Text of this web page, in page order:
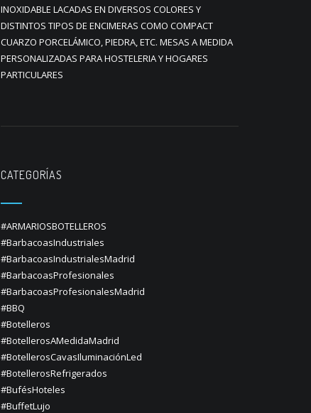
INOXIDABLE LACADAS EN DIVERSOS COLORES Y
DISTINTOS TIPOS DE ENCIMERAS COMO COMPACT
CUARZO PORCELÁMICO, PIEDRA, ETC. MESAS A MEDIDA
PERSONALIZADAS PARA HOSTELERIA Y HOGARES
PARTICULARES
CATEGORÍAS
#ARMARIOSBOTELLEROS
#BarbacoasIndustriales
#BarbacoasIndustrialesMadrid
#BarbacoasProfesionales
#BarbacoasProfesionalesMadrid
#BBQ
#Botelleros
#BotellerosAMedidaMadrid
#BotellerosCavasIluminaciónLed
#BotellerosRefrigerados
#BufésHoteles
#BuffetLujo